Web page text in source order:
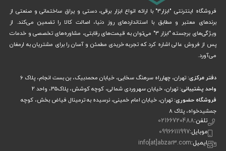
فروشگاه اینترنتی "ابزار3" با ارائه انواع ابزار برقی، دستی و یراق ساختمانی و صنعتی از
برندهای معتبر و مطابق با استانداردهای روز دنیا، اصالت کالا را تضمین می‌کند. از
ویژگی‌های برجسته "ابزار 3" می‌توان به قیمت‌های رقابتی، مشاوره‌های تخصصی و خدمات
پس از فروش عالی اشاره کرد که تجربه خریدی مطمئن و آسان را برای مشتریان به ارمغان
می‌آورد.
دفتر مرکزی:تهران، چهارراه سرهنگ سخایی، خیابان محمدبیک، بن بست انجام، پلاک 6
واحد پشتیبانی:تهران، خیابان سهروردی شمالی، کوچه کوشش، پلاک۳۵، واحد ۲
فروشگاه حضوری:تهران، خیابان امام خمینی، نرسیده به ترمینال فیاض بخش، کوچه
جمشیدخواه، پلاک ۸
تلفن:02166720488
موبایل:09966111997
ایمیل:info[at]abzar3.com